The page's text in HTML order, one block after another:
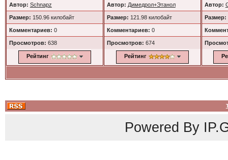
Автор: Schnapz
Размер: 150.96 килобайт
Комментариев: 0
Просмотров: 638
Рейтинг
Автор: Димедрол+Этанол
Размер: 121.98 килобайт
Комментариев: 0
Просмотров: 674
Рейтинг
Автор:
Размер:
Powered By